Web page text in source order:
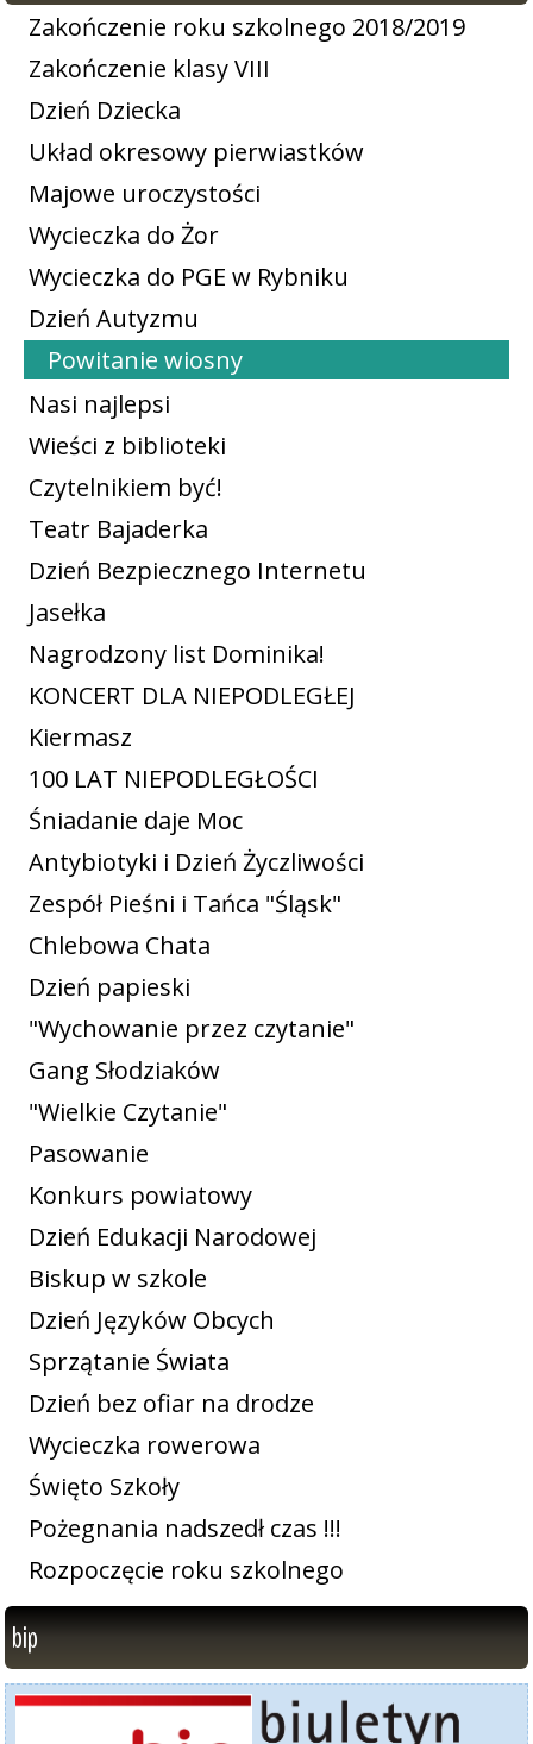
Zakończenie roku szkolnego 2018/2019
Zakończenie klasy VIII
Dzień Dziecka
Układ okresowy pierwiastków
Majowe uroczystości
Wycieczka do Żor
Wycieczka do PGE w Rybniku
Dzień Autyzmu
Powitanie wiosny
Nasi najlepsi
Wieści z biblioteki
Czytelnikiem być!
Teatr Bajaderka
Dzień Bezpiecznego Internetu
Jasełka
Nagrodzony list Dominika!
KONCERT DLA NIEPODLEGŁEJ
Kiermasz
100 LAT NIEPODLEGŁOŚCI
Śniadanie daje Moc
Antybiotyki i Dzień Życzliwości
Zespół Pieśni i Tańca "Śląsk"
Chlebowa Chata
Dzień papieski
"Wychowanie przez czytanie"
Gang Słodziaków
"Wielkie Czytanie"
Pasowanie
Konkurs powiatowy
Dzień Edukacji Narodowej
Biskup w szkole
Dzień Języków Obcych
Sprzątanie Świata
Dzień bez ofiar na drodze
Wycieczka rowerowa
Święto Szkoły
Pożegnania nadszedł czas !!!
Rozpoczęcie roku szkolnego
bip